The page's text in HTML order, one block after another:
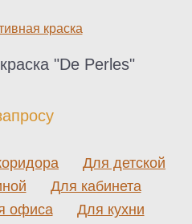
"De Perles"
Для детской
Для кабинета
офиса
Для кухни